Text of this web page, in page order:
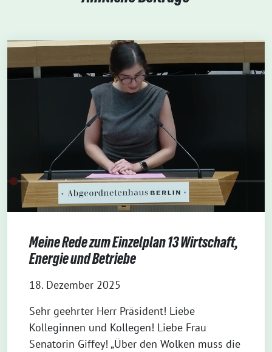
Meine Rede zum Einzelplan 13 Wirtschaft,
Energie und Betriebe
18. Dezember 2025
Sehr geehrter Herr Präsident! Liebe
Kolleginnen und Kollegen! Liebe Frau
Senatorin Giffey! „Über den Wolken muss die